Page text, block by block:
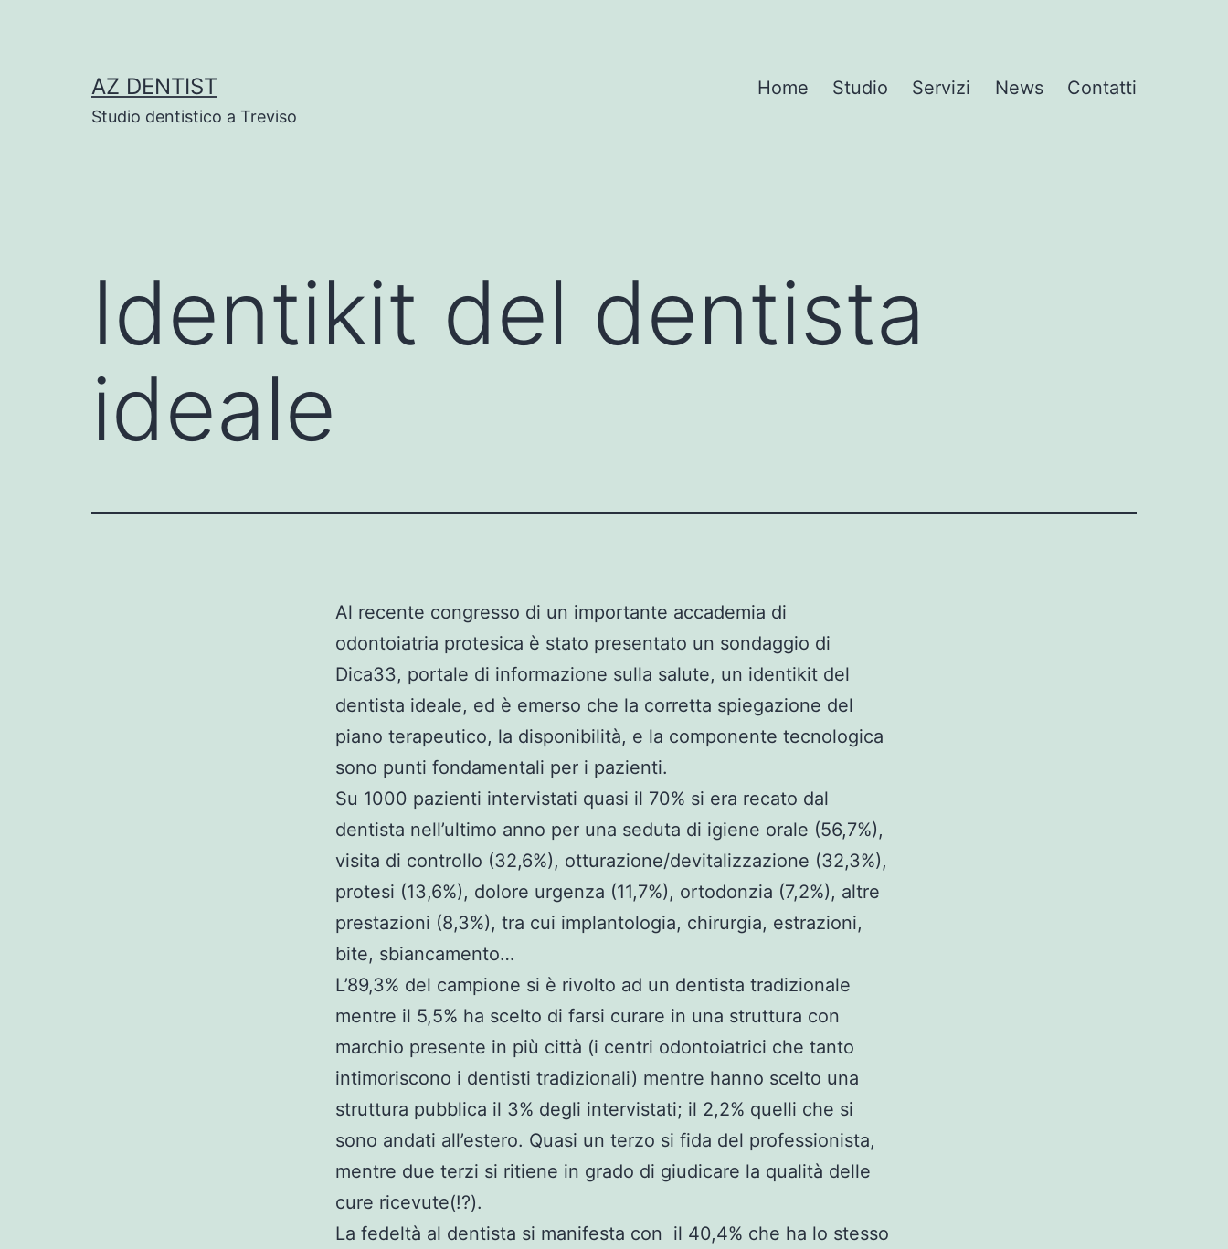
AZ DENTIST
Studio dentistico a Treviso
Home Studio Servizi News Contatti
Identikit del dentista
ideale
Al recente congresso di un importante accademia di
odontoiatria protesica è stato presentato un sondaggio di
Dica33, portale di informazione sulla salute, un identikit del
dentista ideale, ed è emerso che la corretta spiegazione del
piano terapeutico, la disponibilità, e la componente tecnologica
sono punti fondamentali per i pazienti.
Su 1000 pazienti intervistati quasi il 70% si era recato dal
dentista nell’ultimo anno per una seduta di igiene orale (56,7%),
visita di controllo (32,6%), otturazione/devitalizzazione (32,3%),
protesi (13,6%), dolore urgenza (11,7%), ortodonzia (7,2%), altre
prestazioni (8,3%), tra cui implantologia, chirurgia, estrazioni,
bite, sbiancamento…
L’89,3% del campione si è rivolto ad un dentista tradizionale
mentre il 5,5% ha scelto di farsi curare in una struttura con
marchio presente in più città (i centri odontoiatrici che tanto
intimoriscono i dentisti tradizionali) mentre hanno scelto una
struttura pubblica il 3% degli intervistati; il 2,2% quelli che si
sono andati all’estero. Quasi un terzo si fida del professionista,
mentre due terzi si ritiene in grado di giudicare la qualità delle
cure ricevute(!?).
La fedeltà al dentista si manifesta con il 40,4% che ha lo stesso